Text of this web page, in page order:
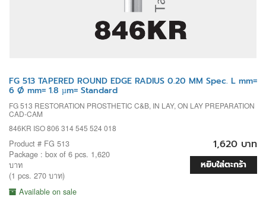
FG 513 TAPERED ROUND EDGE RADIUS 0.20 MM Spec. L mm=
6 Ø mm= 1.8 µm= Standard
FG 513 RESTORATION PROSTHETIC C&B, IN LAY, ON LAY PREPARATION
CAD-CAM
846KR ISO 806 314 545 524 018
Product # FG 513
Package : box of 6 pcs. 1,620
บาท
(1 pcs. 270 บาท)
Available on sale
1,620 บาท
หยิบใส่ตะกร้า